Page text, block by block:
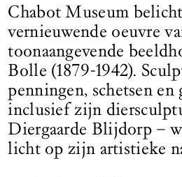
Chabot Museum
vernieuwende oeuvre
toonaangevende
Bolle (1879-1942).
penningen, schetsen
inclusief zijn
Diergaarde Blijdorp –
licht op zijn artistieke